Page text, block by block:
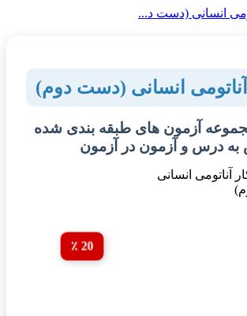
انسانی (دست د...
انسانی (دست دوم)
آزمون های طبقه بندی شده
درس و آزمون در آزمون
20 ٪